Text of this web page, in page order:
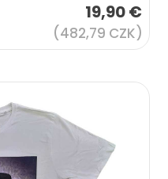
19,90 €
(482,79 CZK)